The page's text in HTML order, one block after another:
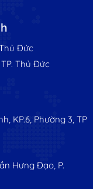
Đức
Thủ Đức
KP.6, Phường 3, TP
Hưng Đạo, P.